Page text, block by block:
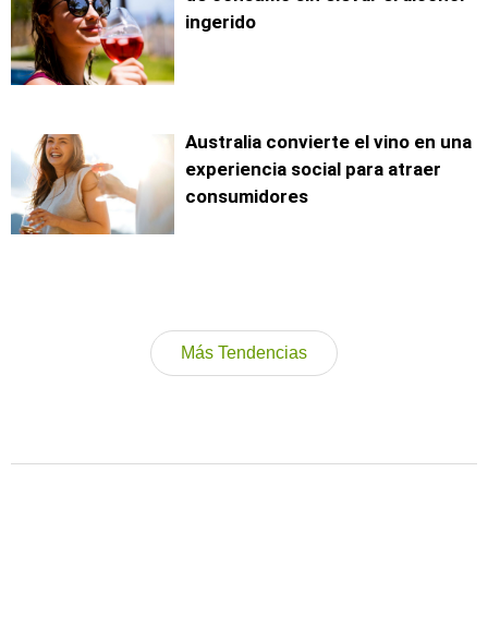
ingerido
Australia convierte el vino en una
experiencia social para atraer
consumidores
Más Tendencias